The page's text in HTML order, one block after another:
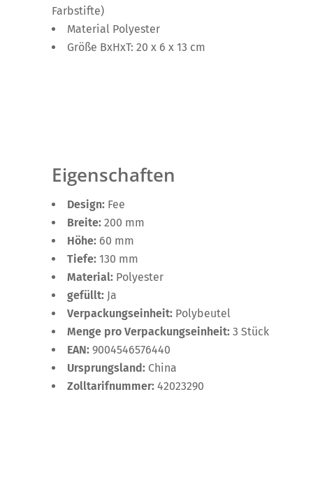
Farbstifte)
Material Polyester
Größe BxHxT: 20 x 6 x 13 cm
Eigenschaften
Design: Fee
Breite: 200 mm
Höhe: 60 mm
Tiefe: 130 mm
Material: Polyester
gefüllt: Ja
Verpackungseinheit: Polybeutel
Menge pro Verpackungseinheit: 3 Stück
EAN: 9004546576440
Ursprungsland: China
Zolltarifnummer: 42023290